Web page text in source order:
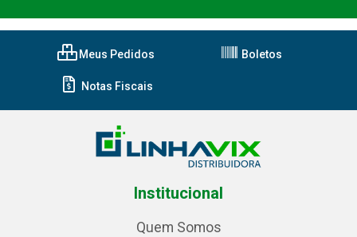
Meus Pedidos Boletos
Notas Fiscais
Institucional
Quem Somos